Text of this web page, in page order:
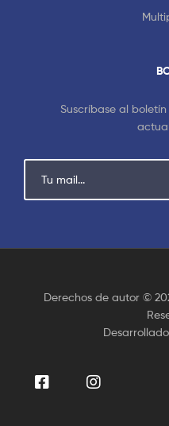
Suscríbase al
Derechos de autor ©